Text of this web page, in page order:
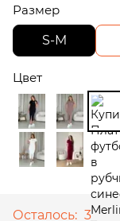
Размер
S-M
Цвет
Осталось: 3